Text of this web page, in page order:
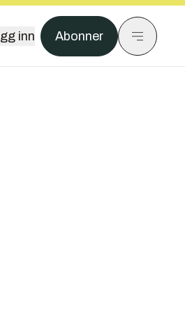
inn Abonner